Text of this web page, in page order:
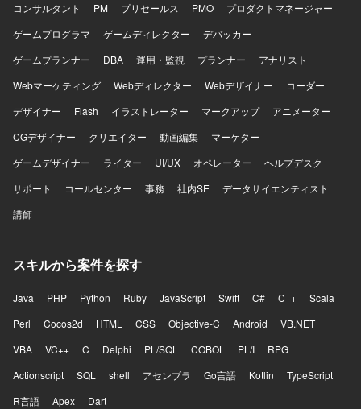
コンサルタント
PM プリセールス PMO
プロダクトマネージャー
ゲームプログラマ
ゲームディレクター
デバッカー
ゲームプランナー
DBA 運用・監視 プランナー
アナリスト
Webマーケティング
Webディレクター Webデザイナー
コーダー
デザイナー
Flash イラストレーター マークアップ
アニメーター
CGデザイナー
クリエイター 動画編集
マーケター
ゲームデザイナー
ライター UI/UX オペレーター
ヘルプデスク
サポート
コールセンター 事務 社内SE
データサイエンティスト
講師
スキルから案件を探す
Java PHP Python Ruby JavaScript Swift C# C++
Scala
Perl
Cocos2d HTML CSS Objective-C Android
VB.NET
VBA
VC++ C Delphi PL/SQL COBOL PL/I
RPG
Actionscript
SQL shell アセンブラ Go言語 Kotlin
TypeScript
R言語
Apex Dart